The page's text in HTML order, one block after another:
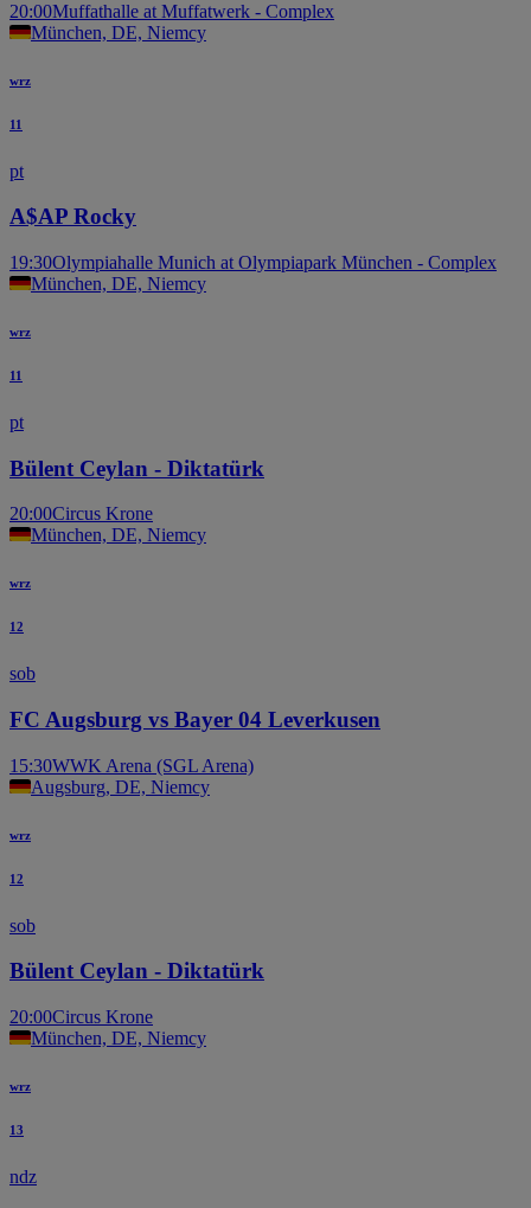
20:00Muffathalle at Muffatwerk - Complex
München, DE, Niemcy
wrz
11
pt
A$AP Rocky
19:30Olympiahalle Munich at Olympiapark München - Complex
München, DE, Niemcy
wrz
11
pt
Bülent Ceylan - Diktatürk
20:00Circus Krone
München, DE, Niemcy
wrz
12
sob
FC Augsburg vs Bayer 04 Leverkusen
15:30WWK Arena (SGL Arena)
Augsburg, DE, Niemcy
wrz
12
sob
Bülent Ceylan - Diktatürk
20:00Circus Krone
München, DE, Niemcy
wrz
13
ndz